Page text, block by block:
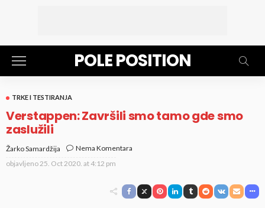
POLE POSITION
TRKE I TESTIRANJA
Verstappen: Završili smo tamo gde smo
zaslužili
Žarko Samardžija
Nema Komentara
objavljeno 25. Oct 2020. at 4:12 pm